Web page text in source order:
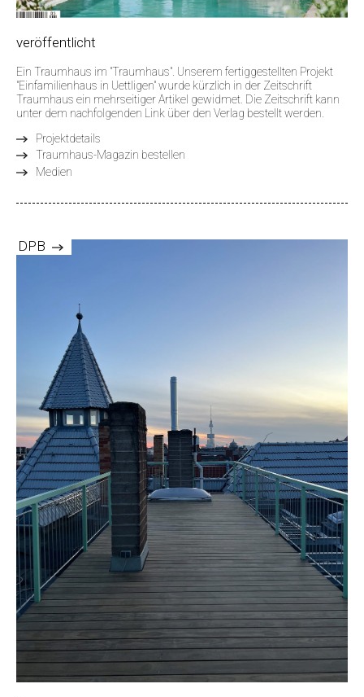
veröffentlicht
Ein Traumhaus im "Traumhaus". Unserem fertiggestellten Projekt
"Einfamilienhaus in Uettligen" wurde kürzlich in der Zeitschrift
Traumhaus ein mehrseitiger Artikel gewidmet. Die Zeitschrift kann
unter dem nachfolgenden Link über den Verlag bestellt werden.
Projektdetails
Traumhaus-Magazin bestellen
Medien
DPB